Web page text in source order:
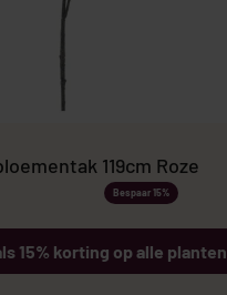
119cm Roze
Bespaar 15%
15% korting op alle planten